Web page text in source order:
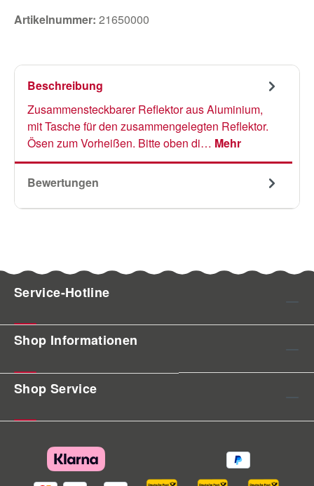
Artikelnummer: 21650000
Beschreibung
Zusammensteckbarer Reflektor aus Aluminium,
mit Tasche für den zusammengelegten Reflektor.
Ösen zum Vorheißen. Bitte oben di… Mehr
Bewertungen
Service-Hotline
Shop Informationen
Shop Service